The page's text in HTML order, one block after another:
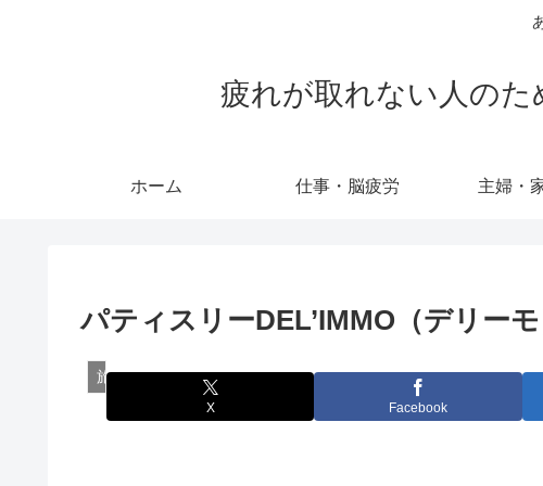
疲れが取れない人のた
ホーム 仕事・脳疲労 主婦・
パティスリーDEL’IMMO（デリー
旅行・グルメ
X Facebook